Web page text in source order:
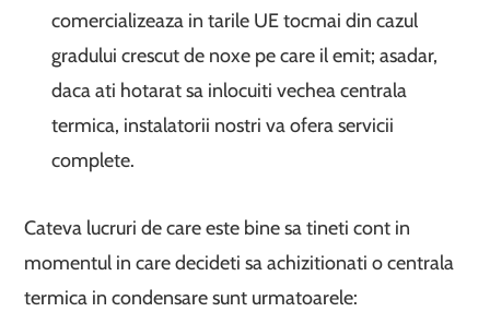
comercializeaza in tarile UE tocmai din cazul
gradului crescut de noxe pe care il emit; asadar,
daca ati hotarat sa inlocuiti vechea centrala
termica, instalatorii nostri va ofera servicii
complete.
Cateva lucruri de care este bine sa tineti cont in
momentul in care decideti sa achizitionati o centrala
termica in condensare sunt urmatoarele: